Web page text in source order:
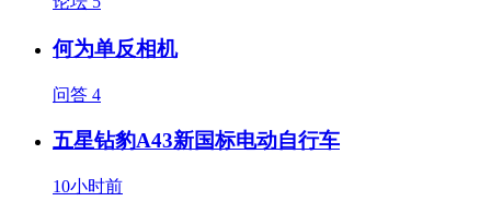
何为单反相机
问答 4
五星钻豹A43新国标电动自行车
10小时前